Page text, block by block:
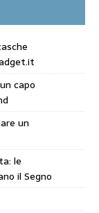
capo
un
le
il Segno